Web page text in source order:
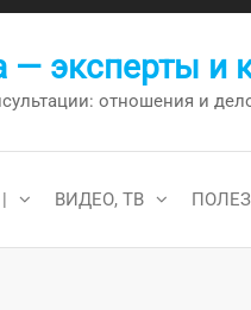
— эксперты и
отношения и
ВИДЕО, ТВ